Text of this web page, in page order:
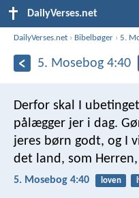
DailyVerses.net
DailyVerses.net › Bibelbøger ›5.
5. Mosebog 4:40
Derfor skal I
pålægger jer i dag.
jeres børn godt, og I
det land, som
5. Mosebog 4:40 loven